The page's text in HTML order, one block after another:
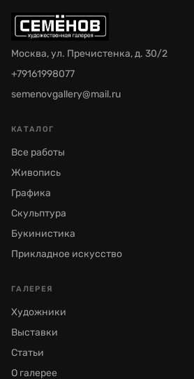
Москва, ул. Пречистенка, д. 30/2
+79161998077
semenovgallery@mail.ru
КАТАЛОГ
Все работы
Живопись
Графика
Скульптура
Букинистика
Прикладное искусство
ГАЛЕРЕЯ
Художники
Выставки
Статьи
О галерее